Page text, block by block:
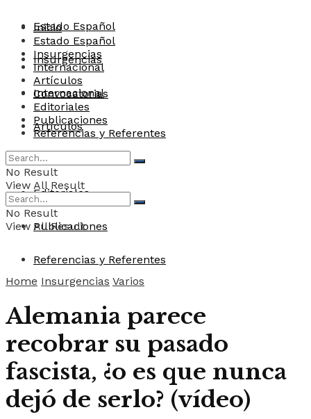
Estado Español
Insurgencias
Internacional
Artículos
Convocatorias
Editoriales
Publicaciones
Referencias y Referentes
Inicio
Estado Español
Insurgencias
Internacional
Artículos
Convocatorias
Editoriales
Publicaciones
Referencias y Referentes
No Result
View All Result
No Result
View All Result
Home Insurgencias Varios
Alemania parece
recobrar su pasado
fascista, ¿o es que nunca
dejó de serlo? (vídeo)